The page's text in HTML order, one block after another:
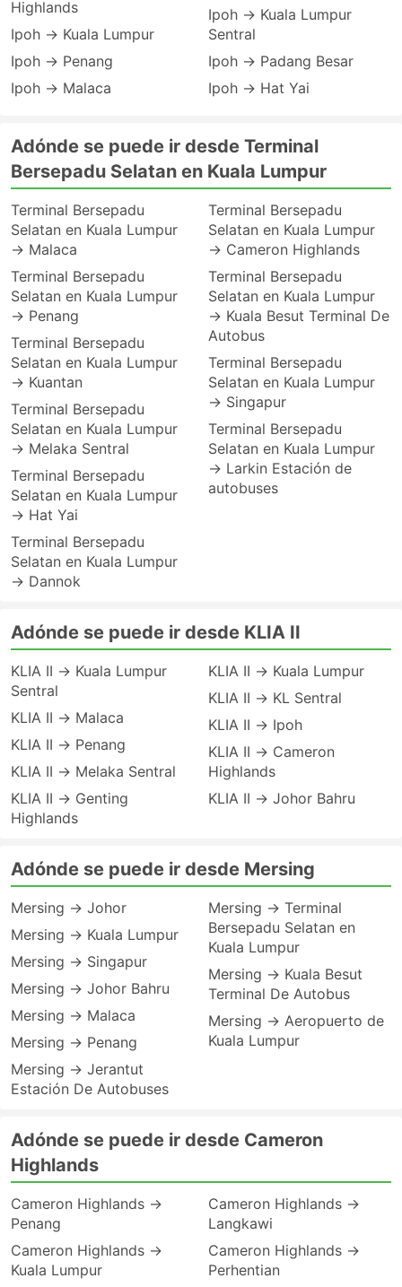
Highlands
Ipoh → Kuala Lumpur
Ipoh → Penang
Ipoh → Malaca
Ipoh → Kuala Lumpur
Sentral
Ipoh → Padang Besar
Ipoh → Hat Yai
Adónde se puede ir desde Terminal
Bersepadu Selatan en Kuala Lumpur
Terminal Bersepadu
Selatan en Kuala Lumpur
→ Malaca
Terminal Bersepadu
Selatan en Kuala Lumpur
→ Penang
Terminal Bersepadu
Selatan en Kuala Lumpur
→ Kuantan
Terminal Bersepadu
Selatan en Kuala Lumpur
→ Melaka Sentral
Terminal Bersepadu
Selatan en Kuala Lumpur
→ Hat Yai
Terminal Bersepadu
Selatan en Kuala Lumpur
→ Dannok
Terminal Bersepadu
Selatan en Kuala Lumpur
→ Cameron Highlands
Terminal Bersepadu
Selatan en Kuala Lumpur
→ Kuala Besut Terminal De
Autobus
Terminal Bersepadu
Selatan en Kuala Lumpur
→ Singapur
Terminal Bersepadu
Selatan en Kuala Lumpur
→ Larkin Estación de
autobuses
Adónde se puede ir desde KLIA II
KLIA II → Kuala Lumpur
Sentral
KLIA II → Malaca
KLIA II → Penang
KLIA II → Melaka Sentral
KLIA II → Genting
Highlands
KLIA II → Kuala Lumpur
KLIA II → KL Sentral
KLIA II → Ipoh
KLIA II → Cameron
Highlands
KLIA II → Johor Bahru
Adónde se puede ir desde Mersing
Mersing → Johor
Mersing → Kuala Lumpur
Mersing → Singapur
Mersing → Johor Bahru
Mersing → Malaca
Mersing → Penang
Mersing → Jerantut
Estación De Autobuses
Mersing → Terminal
Bersepadu Selatan en
Kuala Lumpur
Mersing → Kuala Besut
Terminal De Autobus
Mersing → Aeropuerto de
Kuala Lumpur
Adónde se puede ir desde Cameron
Highlands
Cameron Highlands →
Penang
Cameron Highlands →
Kuala Lumpur
Cameron Highlands →
Langkawi
Cameron Highlands →
Perhentian